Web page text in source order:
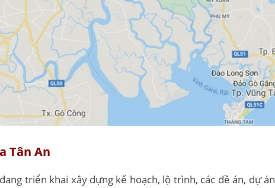
Tân An
triển khai xây dựng kế hoạch, lộ trình, các đề án, dự án